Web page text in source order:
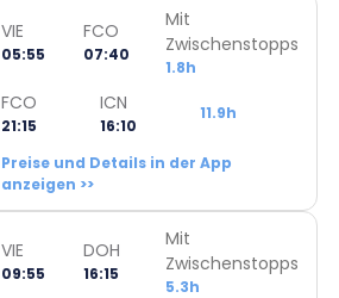
VIE
05:55
FCO
07:40
Mit
Zwischenstopps
1.8h
FCO
21:15
ICN
16:10
11.9h
Preise und Details in der App
anzeigen >>
VIE
09:55
DOH
16:15
Mit
Zwischenstopps
5.3h